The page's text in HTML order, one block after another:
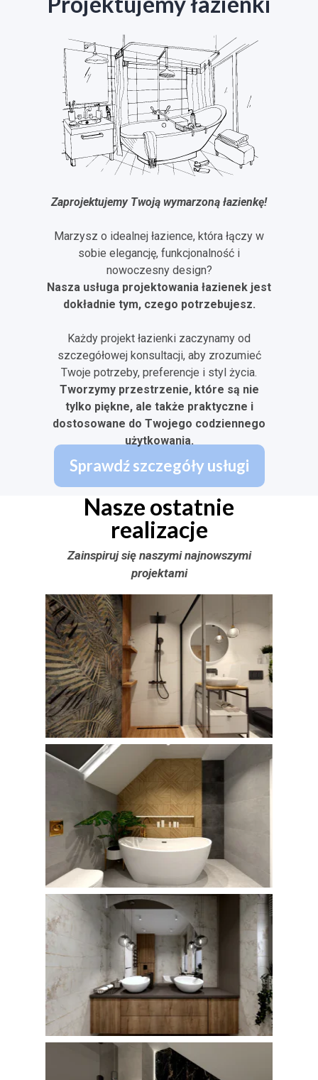
Zaprojektujemy Twoją wymarzoną łazienkę!
Marzysz o idealnej łazience, która łączy w
sobie elegancję, funkcjonalność i
nowoczesny design?
Nasza usługa projektowania łazienek jest
dokładnie tym, czego potrzebujesz.
Każdy projekt łazienki zaczynamy od
szczegółowej konsultacji, aby zrozumieć
Twoje potrzeby, preferencje i styl życia.
Tworzymy przestrzenie, które są nie
tylko piękne, ale także praktyczne i
dostosowane do Twojego codziennego
użytkowania.
Sprawdź szczegóły usługi
Nasze ostatnie
realizacje
Zainspiruj się naszymi najnowszymi
projektami